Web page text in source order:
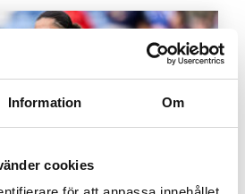
Information Om
cookies